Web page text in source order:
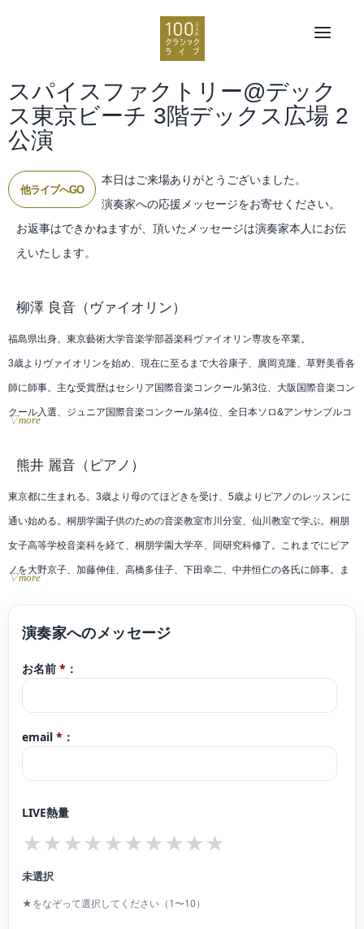
スパイスファクトリー@デック
ス東京ビーチ 3階デックス広場 2
公演
他ライブへGO
本日はご来場ありがとうございました。
演奏家への応援メッセージをお寄せください。
お返事はできかねますが、頂いたメッセージは演奏家本人にお伝
えいたします。
柳澤 良音 （ヴァイオリン）
福島県出身。東京藝術大学音楽学部器楽科ヴァイオリン専攻を卒業。
3歳よりヴァイオリンを始め、現在に至るまで大谷康子、廣岡克隆、草野美香各
師に師事。主な受賞歴はセシリア国際音楽コンクール第3位、大阪国際音楽コン
クール入選、ジュニア国際音楽コンクール第4位、全日本ソロ&アンサンブルコ
ジャンルを問わず、幅広く演奏活動をしている。
▽more
熊井 麗音 （ピアノ）
東京都に生まれる。3歳より母のてほどきを受け、5歳よりピアノのレッスンに
通い始める。桐朋学園子供のための音楽教室市川分室、仙川教室で学ぶ。桐朋
女子高等学校音楽科を経て、桐朋学園大学卒、同研究科修了。これまでにピア
ノを大野京子、加藤伸佳、高橋多佳子、下田幸二、中井恒仁の各氏に師事。ま
ミナーに参加。その他にもザルツブルグモーツァルテウム音楽院、トマム、鯵
ヶ沢の講習会等に参加し、研鑽を積む。第2回横浜国際ピアノコンクールをはじ
ーオーケストラと共演。また、2011年『江戸川区ゆかりの音楽家によるチャリ
ティコンサート』メンバーに選出される。ラ・フォル・ジュルネ・オ・ジャポ
ジ、横浜ベイクオーター、横浜スタジアム、丸亀町商店街(香川県)、かちかちワ
イド(サガテレビ)、名古屋マリオットアソシアホテルクリスマスコンサート、所
Tsukasaの星が降るころに』ゲスト出演。日本テレビ系列ドラマにおいて手の
▽more
お名前 * ：
email * ：
LIVE熱量
★★★★★★★★★★
未選択
★をなぞって選択してください（1〜10）